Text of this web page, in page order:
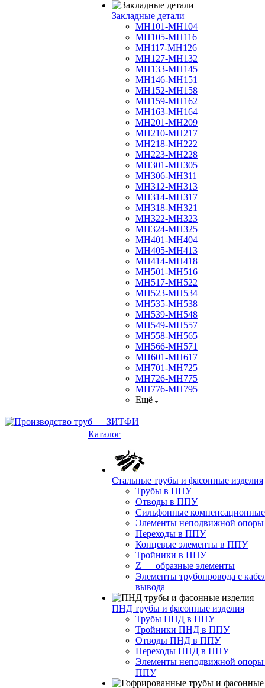
Закладные детали
МН101-МН104
МН105-МН116
МН117-МН126
МН127-МН132
МН133-МН145
МН146-МН151
МН152-МН158
МН159-МН162
МН163-МН164
МН201-МН209
МН210-МН217
МН218-МН222
МН223-МН228
МН301-МН305
МН306-МН311
МН312-МН313
МН314-МН317
МН318-МН321
МН322-МН323
МН324-МН325
МН401-МН404
МН405-МН413
МН414-МН418
МН501-МН516
МН517-МН522
МН523-МН534
МН535-МН538
МН539-МН548
МН549-МН557
МН558-МН565
МН566-МН571
МН601-МН617
МН701-МН725
МН726-МН775
МН776-МН795
Ещё
Каталог
Стальные трубы и фасонные изделия
Трубы в ППУ
Отводы в ППУ
Сильфонные
Элементы неподвижной опоры
Переходы в ППУ
Концевые элементы в ППУ
Тройники в ППУ
Z — образные элементы
Элементы трубопровода с
вывода
ПНД трубы и фасонные изделия
Трубы ПНД в ППУ
Тройники ПНД в ППУ
Отводы ПНД в ППУ
Переходы ПНД в ППУ
Элементы неподвижной
ППУ